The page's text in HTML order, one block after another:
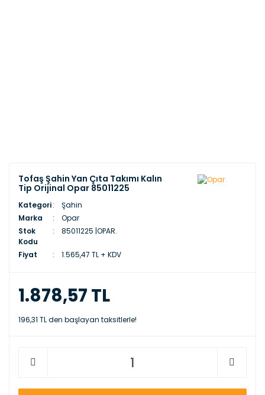
Tofaş Şahin Yan Çıta Takımı Kalın
Tip Orijinal Opar 85011225
Kategori
Şahin
Marka
Opar
Stok
Kodu
85011225 |OPAR.
Fiyat 1.565,47 TL + KDV
1.878,57 TL
196,31 TL den başlayan taksitlerle!